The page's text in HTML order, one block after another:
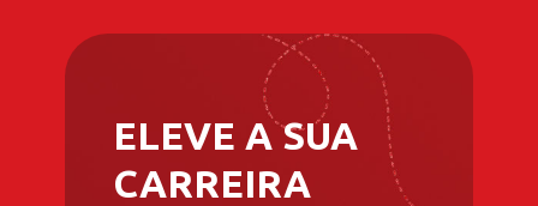
ELEVE A SUA
CARREIRA